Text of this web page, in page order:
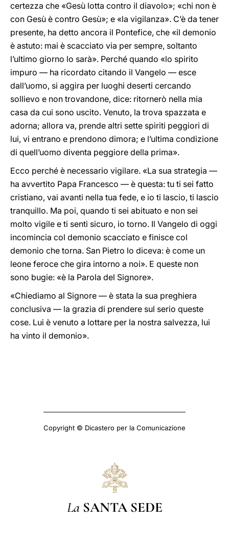
certezza che «Gesù lotta contro il diavolo»; «chi non è
con Gesù è contro Gesù»; e «la vigilanza». C’è da tener
presente, ha detto ancora il Pontefice, che «il demonio
è astuto: mai è scacciato via per sempre, soltanto
l’ultimo giorno lo sarà». Perché quando «lo spirito
impuro — ha ricordato citando il Vangelo — esce
dall’uomo, si aggira per luoghi deserti cercando
sollievo e non trovandone, dice: ritornerò nella mia
casa da cui sono uscito. Venuto, la trova spazzata e
adorna; allora va, prende altri sette spiriti peggiori di
lui, vi entrano e prendono dimora; e l’ultima condizione
di quell’uomo diventa peggiore della prima».
Ecco perché è necessario vigilare. «La sua strategia —
ha avvertito Papa Francesco — è questa: tu ti sei fatto
cristiano, vai avanti nella tua fede, e io ti lascio, ti lascio
tranquillo. Ma poi, quando ti sei abituato e non sei
molto vigile e ti senti sicuro, io torno. Il Vangelo di oggi
incomincia col demonio scacciato e finisce col
demonio che torna. San Pietro lo diceva: è come un
leone feroce che gira intorno a noi». E queste non
sono bugie: «è la Parola del Signore».
«Chiediamo al Signore — è stata la sua preghiera
conclusiva — la grazia di prendere sul serio queste
cose. Lui è venuto a lottare per la nostra salvezza, lui
ha vinto il demonio».
Copyright © Dicastero per la Comunicazione
La SANTA SEDE